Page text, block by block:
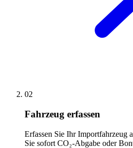
02
Fahrzeug erfassen
Erfassen Sie Ihr Importfahrzeug
Sie sofort CO₂-Abgabe oder